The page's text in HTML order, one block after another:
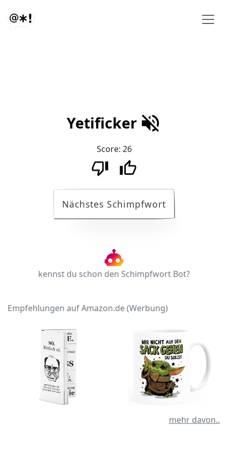
Yetificker
Score: 26
Nächstes Schimpfwort
kennst du schon den Schimpfwort Bot?
Empfehlungen auf Amazon.de (Werbung)
mehr davon..